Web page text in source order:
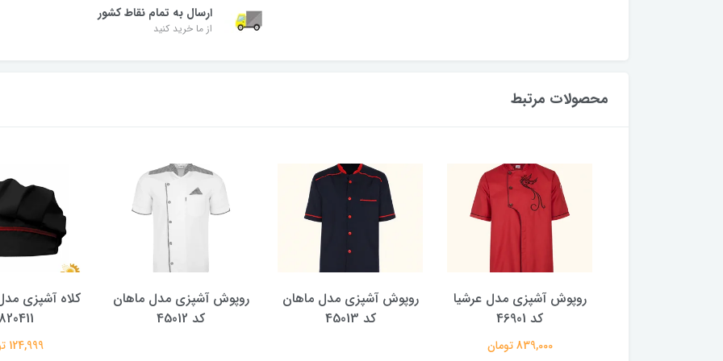
ارسال به تمام نقاط کشور
از ما خرید کنید
محصولات مرتبط
روپوش آشپزی مدل عرشیا
کد 46901
839,000 تومان
روپوش آشپزی مدل ماهان
کد 45013
روپوش آشپزی مدل ماهان
کد 45012
کلاه آشپزی
124,999 تومان